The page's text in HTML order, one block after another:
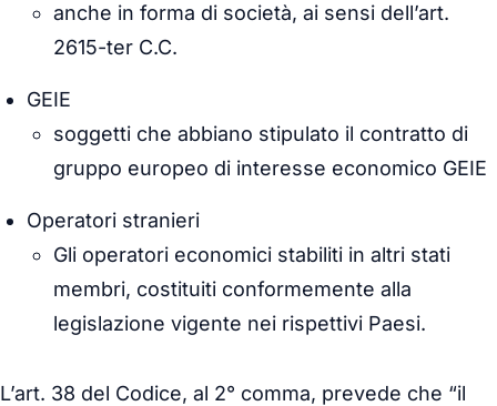
anche in forma di società, ai sensi dell’art.
2615-ter C.C.
GEIE
soggetti che abbiano stipulato il contratto di
gruppo europeo di interesse economico GEIE
Operatori stranieri
Gli operatori economici stabiliti in altri stati
membri, costituiti conformemente alla
legislazione vigente nei rispettivi Paesi.
L’art. 38 del Codice, al 2° comma, prevede che “il